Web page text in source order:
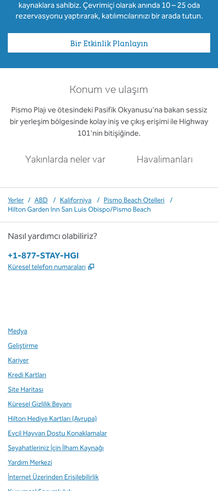
kaynaklara sahibiz. Çevrimiçi olarak anında 10 – 25 oda
rezervasyonu yaptırarak, katılımcılarınızı bir arada tutun.
Bir Etkinlik Planlayın
Konum ve ulaşım
Pismo Plajı ve ötesindeki Pasifik Okyanusu'na bakan sessiz
bir yerleşim bölgesinde kolay iniş ve çıkış erişimi ile Highway
101'nin bitişiğinde.
Yakınlarda neler var Havalimanları
Yerler / ABD / Kaliforniya / Pismo Beach Otelleri
/
Hilton Garden Inn San Luis Obispo/Pismo Beach
Nasıl yardımcı olabiliriz?
Telefon:
+1-877-STAY-HGI
Küresel telefon numaraları ,
Medya
Geliştirme
Kariyer
Kredi Kartları
Site Haritası
Küresel Gizlilik Beyanı
Hilton Hediye Kartları (Avrupa)
Evcil Hayvan Dostu Konaklamalar
Seyahatleriniz İçin İlham Kaynağı
Yardım Merkezi
İnternet Üzerinden Erişilebilirlik